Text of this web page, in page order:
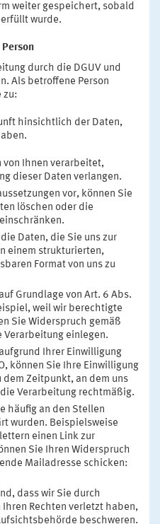
weiter gespeichert, sobald
wurde.
durch die DGUV und
Als betroffene Person
zu:
hinsichtlich der Daten,
von Ihnen verarbeitet,
dieser Daten verlangen.
vor, können Sie
löschen oder die
Daten, die Sie uns zur
einem strukturierten,
Format von uns zu
Grundlage von Art. 6 Abs.
weil wir berechtigte
Sie Widerspruch gemäß
Verarbeitung einlegen.
Ihrer Einwilligung
können Sie Ihre Einwilligung
Zeitpunkt, an dem uns
Verarbeitung rechtmäßig.
häufig an den Stellen
wurden. Beispielsweise
einen Link zur
Sie Ihren Widerspruch
Mailadresse schicken:
dass wir Sie durch
Rechten verletzt haben,
beschweren.